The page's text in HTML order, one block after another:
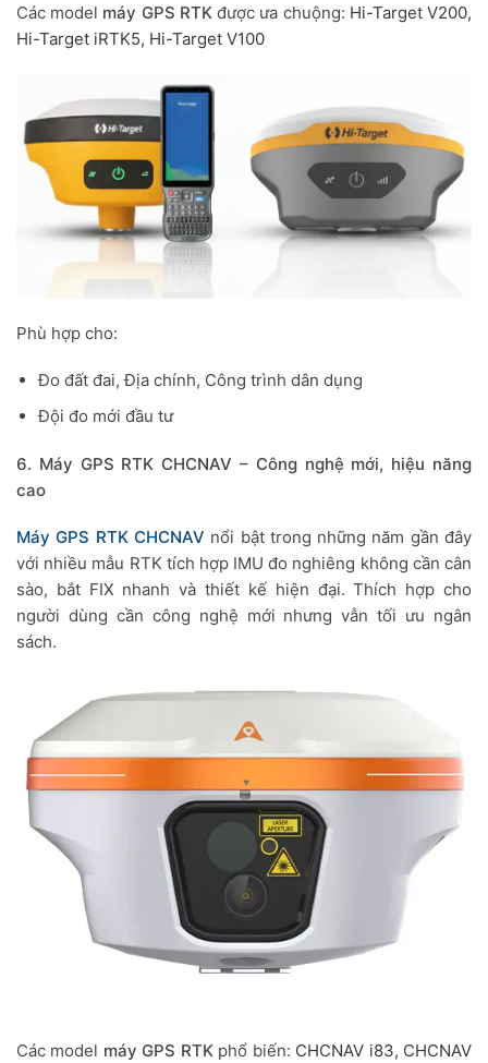
Các model máy GPS RTKđược ưa chuộng: Hi-Target V200,
Hi-Target iRTK5, Hi-Target V100
Phù hợp cho:
Đo đất đai, Địa chính, Công trình dân dụng
Đội đo mới đầu tư
6. Máy GPS RTK CHCNAV – Công nghệ mới, hiệu năng
cao
Máy GPS RTK CHCNAV nổi bật trong những năm gần đây
với nhiều mẫu RTK tích hợp IMU đo nghiêng không cần cân
sào, bắt FIX nhanh và thiết kế hiện đại. Thích hợp cho
người dùng cần công nghệ mới nhưng vẫn tối ưu ngân
sách.
Các model máy GPS RTK phổ biến: CHCNAV i83, CHCNAV